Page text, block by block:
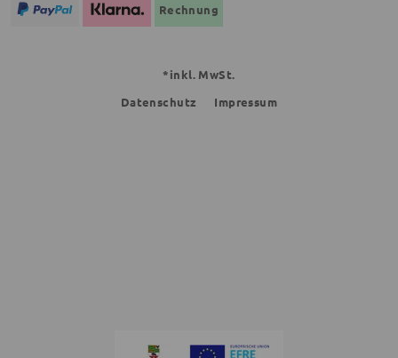
Rechnung
*inkl. MwSt.
Datenschutz
Impressum